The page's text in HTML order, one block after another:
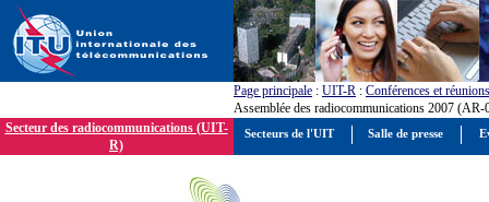
Page principale : UIT-R : Conférences et réunions
Assemblée des radiocommunications 2007 (AR-
Secteur des radiocommunications (UIT-
R)
Secteurs de l'UIT Salle de presse